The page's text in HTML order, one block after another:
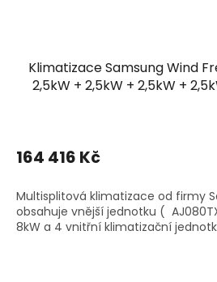
Klimatizace Samsung Wind
2,5kW + 2,5kW + 2,5kW +
164 416 Kč
Multisplitová klimatizace od firmy
obsahuje vnější jednotku (
8kW a 4 vnitřní klimatizační